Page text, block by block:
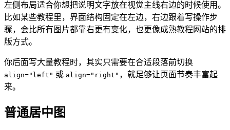
左侧布局适合你想把说明文字放在视觉主线右边的时候使用。
比如某些教程里，界面结构固定在左边，右边跟着写操作步
骤，会比所有图片都靠右更有变化，也更像成熟教程网站的排
版方式。
你后面写大量教程时，其实只需要在合适段落前切换
align="left" 或 align="right" ，就足够让页面节奏丰富起
来。
普通居中图